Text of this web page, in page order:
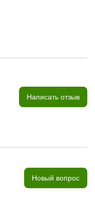
Написать отзыв
Новый вопрос